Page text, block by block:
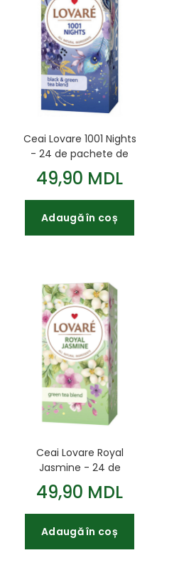
Ceai Lovare 1001 Nights
- 24 de pachete de
ceai negru ceylon și
ceai verde
49,90 MDL
Adaugă în coș
Ceai Lovare Royal
Jasmine - 24 de
pachete de ceai verde
cu iasomie
49,90 MDL
Adaugă în coș